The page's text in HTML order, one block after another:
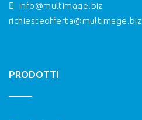
info@multimage.biz
richiesteofferta@multimage.biz
PRODOTTI